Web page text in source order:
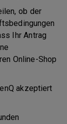
ob der
Ihr Antrag
Online-Shop
akzeptiert